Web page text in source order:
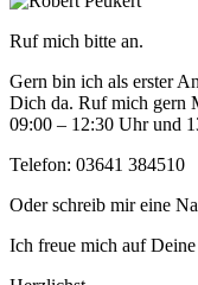
Ruf mich bitte an.
Gern bin ich als erster
Dich da. Ruf mich gern
09:00 – 12:30 Uhr und
Telefon: 03641 384510
Oder schreib mir eine
Ich freue mich auf